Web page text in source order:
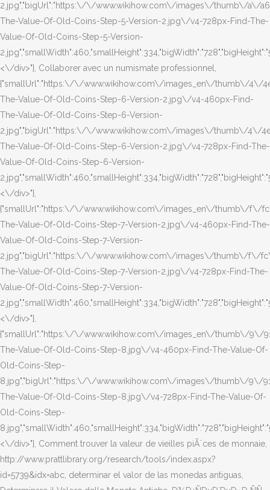
2.jpg","bigUrl":"https:\/\/www.wikihow.com\/images\/thumb\/a\/
The-Value-Of-Old-Coins-Step-5-Version-2.jpg\/v4-728px-Find-The-
Value-Of-Old-Coins-Step-5-Version-
<\/div>"}, Collaborer avec un numismate professionnel,
{"smallUrl":"https:\/\/www.wikihow.com\/images_en\/thumb\/4\/
The-Value-Of-Old-Coins-Step-6-Version-2.jpg\/v4-460px-Find-
The-Value-Of-Old-Coins-Step-6-Version-
2.jpg","bigUrl":"https:\/\/www.wikihow.com\/images\/thumb\/4\/
The-Value-Of-Old-Coins-Step-6-Version-2.jpg\/v4-728px-Find-The-
Value-Of-Old-Coins-Step-6-Version-
<\/div>"},
{"smallUrl":"https:\/\/www.wikihow.com\/images_en\/thumb\/f\/
The-Value-Of-Old-Coins-Step-7-Version-2.jpg\/v4-460px-Find-The-
Value-Of-Old-Coins-Step-7-Version-
2.jpg","bigUrl":"https:\/\/www.wikihow.com\/images\/thumb\/f\/
The-Value-Of-Old-Coins-Step-7-Version-2.jpg\/v4-728px-Find-The-
Value-Of-Old-Coins-Step-7-Version-
<\/div>"},
{"smallUrl":"https:\/\/www.wikihow.com\/images_en\/thumb\/9\/
The-Value-Of-Old-Coins-Step-8.jpg\/v4-460px-Find-The-Value-Of-
Old-Coins-Step-
8.jpg","bigUrl":"https:\/\/www.wikihow.com\/images\/thumb\/9\/
The-Value-Of-Old-Coins-Step-8.jpg\/v4-728px-Find-The-Value-Of-
Old-Coins-Step-
<\/div>"}, Comment trouver la valeur de vieilles piÃ¨ces de monnaie,
http://www.prattlibrary.org/research/tools/index.aspx?
id=5739&idx=abc, determinar el valor de las monedas antiguas,